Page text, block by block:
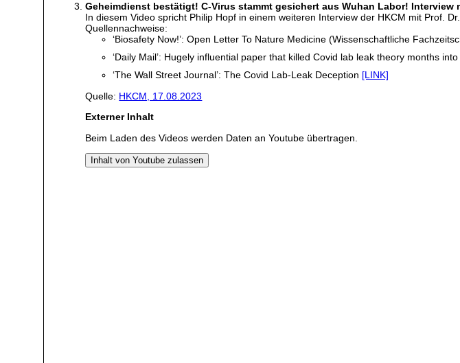
Geheimdienst bestätigt! C-Virus stammt gesichert aus Wuhan Labor! Interview
In diesem Video spricht Philip Hopf in einem weiteren Interview der HKCM mit Prof.
Quellennachweise:
‘Biosafety Now!’: Open Letter To Nature Medicine (Wissenschaftliche
‘Daily Mail’: Hugely influential paper that killed Covid lab leak theory months
‘The Wall Street Journal’: The Covid Lab-Leak Deception [LINK]
Quelle: HKCM, 17.08.2023
Externer Inhalt
Beim Laden des Videos werden Daten an Youtube übertragen.
Inhalt von Youtube zulassen